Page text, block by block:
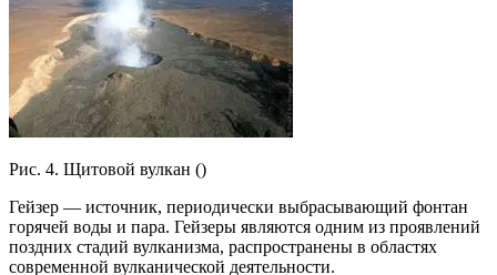
Рис. 4. Щитовой вулкан ()
Гейзер — источник, периодически выбрасывающий фонтан
горячей воды и пара. Гейзеры являются одним из проявлений
поздних стадий вулканизма, распространены в областях
современной вулканической деятельности.